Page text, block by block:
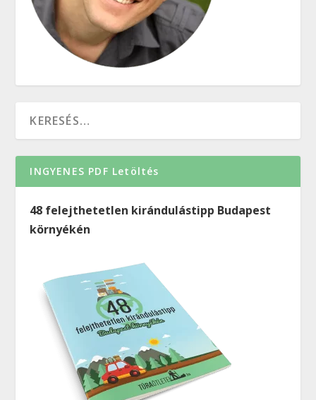
INGYENES PDF Letöltés
48 felejthetetlen kirándulástipp Budapest
környékén